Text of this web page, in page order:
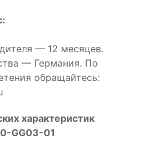
— 12 месяцев.
— Германия. По
обращайтесь:
характеристик
GG03-01